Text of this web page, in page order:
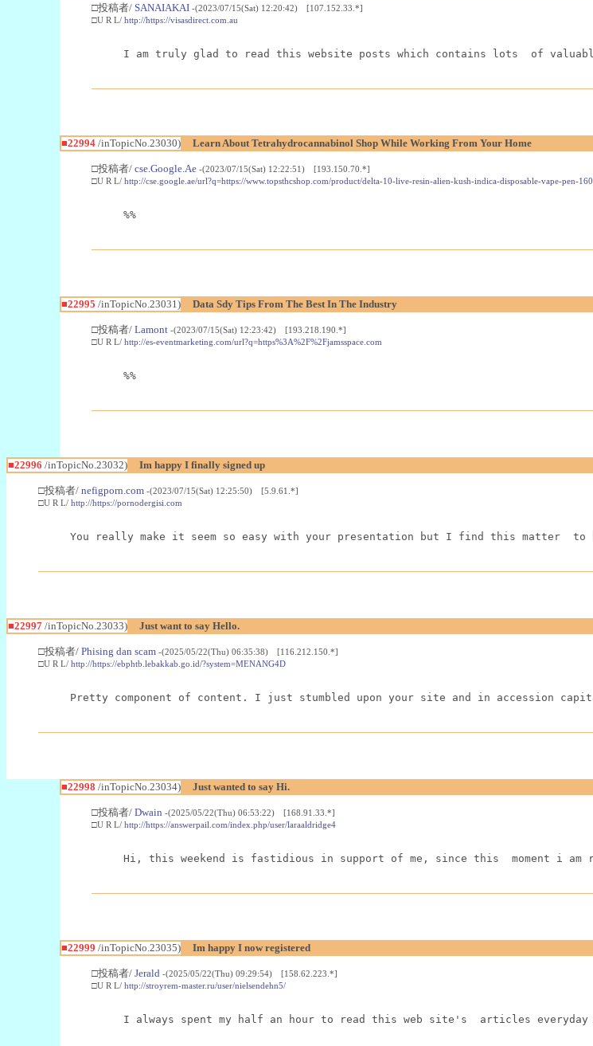
□投稿者/ SANAIAKAI -(2023/07/15(Sat) 12:20:42) [107.152.33.*]
□U R L/ http://https://visasdirect.com.au
I am truly glad to read this website posts which contains lots  of
■22994/inTopicNo.23030) Learn About Tetrahydrocannabinol Shop While Working From Your Home
□投稿者/ cse.Google.Ae -(2023/07/15(Sat) 12:22:51) [193.150.70.*]
□U R L/ http://cse.google.ae/url?q=https://www.topsthcshop.com/product/delta-10-live-resin-alien-kush-indica-disposable-vape-pen-
%%
■22995 /inTopicNo.23031) Data Sdy Tips From The Best In The Industry
□投稿者/ Lamont -(2023/07/15(Sat) 12:23:42) [193.218.190.*]
□U R L/ http://es-eventmarketing.com/url?q=https%3A%2F%2Fjamsspace.com
%%
■22996 /inTopicNo.23032) Im happy I finally signed up
□投稿者/ nefigporn.com -(2023/07/15(Sat) 12:25:50) [5.9.61.*]
□U R L/ http://https://pornodergisi.com
You really make it seem so easy with your presentation but I find this matter
■22997 /inTopicNo.23033) Just want to say Hello.
□投稿者/ Phising dan scam -(2025/05/22(Thu) 06:35:38) [116.212.150.*]
□U R L/ http://https://ebphtb.lebakkab.go.id/?system=MENANG4D
Pretty component of content. I just stumbled upon your site and in accession
■22998 /inTopicNo.23034) Just wanted to say Hi.
□投稿者/ Dwain -(2025/05/22(Thu) 06:53:22) [168.91.33.*]
□U R L/ http://https://answerpail.com/index.php/user/laraaldridge4
Hi, this weekend is fastidious in support of me, since this  moment i am
■22999 /inTopicNo.23035) Im happy I now registered
□投稿者/ Jerald -(2025/05/22(Thu) 09:29:54) [158.62.223.*]
□U R L/ http://stroyrem-master.ru/user/nielsendehn5/
I always spent my half an hour to read this web site's  articles